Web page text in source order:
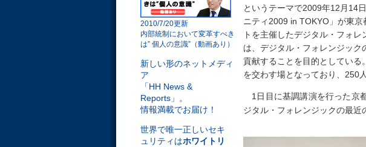
2010/7/20更新
内部統制において変革すべき
は” 個人の意識”（動画あり）
新しい形のネットメディ
ア
「HH News &
Reports」。
情報満載でお届け！
世界で唯一正しいセキ
ュリティはホワイトリ
というテーマで2009年12月14
ニティ2009 in TOKYO」が東
トを主催したデジタル・フォ
は、デジタル・フォレンジッ
貢献することを目的としてい
を交わす場となっており、250
1日目に基調講演を行った京
ジタル・フォレンジックの最近